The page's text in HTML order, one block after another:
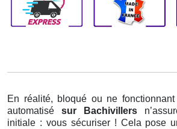
En réalité, bloqué ou ne
automatisé sur Bachivillers
initiale : vous sécuriser ! Cela pose